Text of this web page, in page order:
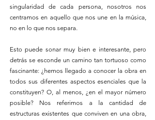
singularidad de cada persona, nosotros nos
centramos en aquello que nos une en la música,
no en lo que nos separa.
Esto puede sonar muy bien e interesante, pero
detrás se esconde un camino tan tortuoso como
fascinante: ¿hemos llegado a conocer la obra en
todos sus diferentes aspectos esenciales que la
constituyen? O, al menos, ¿en el mayor número
posible? Nos referimos a la cantidad de
estructuras existentes que conviven en una obra,